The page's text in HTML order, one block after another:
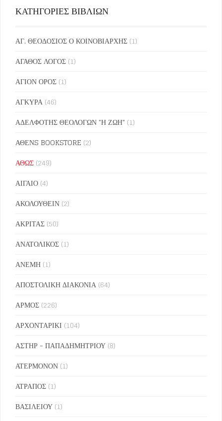
ΚΑΤΗΓΟΡΙΕΣ ΒΙΒΛΙΩΝ
ΑΓ. ΘΕΟΔΟΣΙΟΣ Ο ΚΟΙΝΟΒΙΑΡΧΗΣ (1)
ΑΓΑΘΟΣ ΛΟΓΟΣ (1)
ΑΓΙΟΝ ΟΡΟΣ (1)
ΑΓΚΥΡΑ (46)
ΑΔΕΛΦΟΤΗΣ ΘΕΟΛΟΓΩΝ "Η ΖΩΗ" (1)
ΑΘΕΝS BOOKSTORE (2)
ΑΘΩΣ (249)
ΑΙΓΑΙΟ (4)
ΑΚΟΛΟΥΘΕΙΝ (2)
ΑΚΡΙΤΑΣ (50)
ΑΝΑΤΟΛΙΚΟΣ (1)
ΑΝΕΜΗ (1)
ΑΠΟΣΤΟΛΙΚΗ ΔΙΑΚΟΝΙΑ (64)
ΑΡΜΟΣ (226)
ΑΡΧΟΝΤΑΡΙΚΙ (104)
ΑΣΤΗΡ - ΠΑΠΑΔΗΜΗΤΡΙΟΥ (8)
ΑΤΕΡΜΟΝΟΝ (1)
ΑΤΡΑΠΟΣ (1)
ΒΑΣΙΛΕΙΟΥ (1)